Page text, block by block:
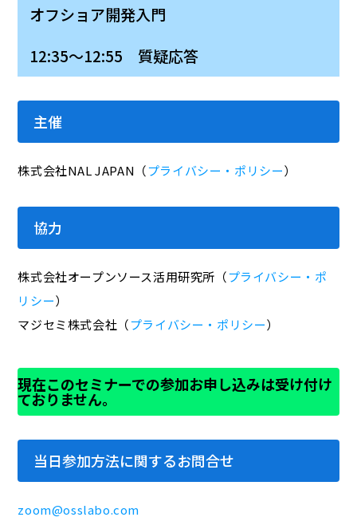
オフショア開発入門
12:35～12:55 質疑応答
主催
株式会社NAL JAPAN（プライバシー・ポリシー）
協力
株式会社オープンソース活用研究所（プライバシー・ポ
リシー）
マジセミ株式会社（プライバシー・ポリシー）
現在このセミナーでの参加お申し込みは受け付け
ておりません。
当日参加方法に関するお問合せ
zoom@osslabo.com